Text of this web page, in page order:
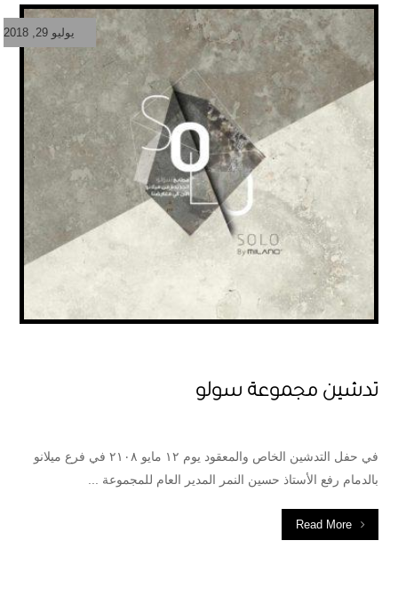
تدشين مجموعة سولو
يوليو 29, 2018
في حفل التدشين الخاص والمعقود يوم ١٢ مايو ٢١٠٨ في فرع ميلانو
بالدمام رفع الأستاذ حسين النمر المدير العام للمجموعة ...
Read More